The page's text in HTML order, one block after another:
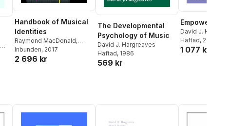
Handbook of Musical
Identities
Raymond MacDonald,
David J. Hargreaves
Dorothy Miell
Inbunden, 2017
2 696 kr
The Developmental
Psychology of Music
David J. Hargreaves
Häftad, 1986
569 kr
Empowered
David J.
Hopkins
Häftad, 2004
1 077 kr